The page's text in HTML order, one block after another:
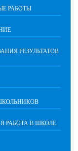
РАБОТЫ
РЕЗУЛЬТАТОВ
РАБОТА В ШКОЛЕ